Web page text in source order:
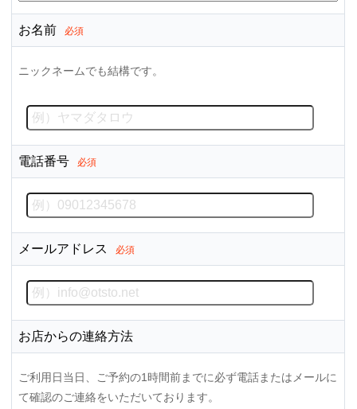
お名前 必須
ニックネームでも結構です。
電話番号 必須
メールアドレス 必須
お店からの連絡方法
ご利用日当日、ご予約の1時間前までに必ず電話またはメールに
て確認のご連絡をいただいております。